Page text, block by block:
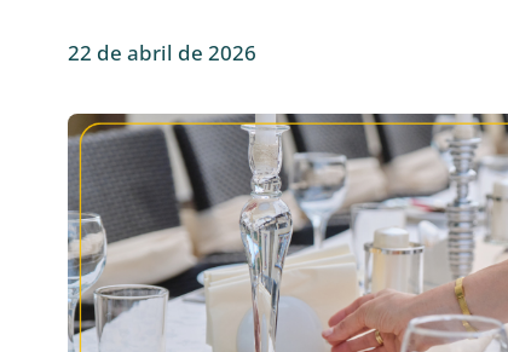
22 de abril de 2026